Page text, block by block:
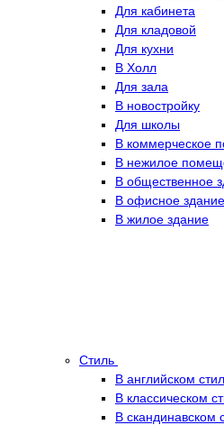
Для кабинета
Для кладовой
Для кухни
В Холл
Для зала
В новостройку
Для школы
В коммерческое
В нежилое
В общественное
В офисное здание
В жилое здание
Стиль
В английском
В классическом
В скандинавском